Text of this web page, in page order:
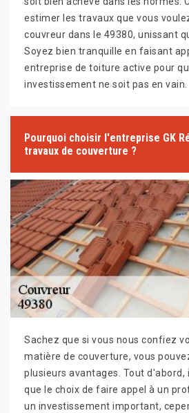
estimer les travaux que vous
couvreur dans le 49380, unissant
Soyez bien tranquille en faisant
entreprise de toiture active pour
investissement ne soit pas en vain.
Pourquoi choisir l'entreprise GK
travaux de couverture ?
Sachez que si vous nous confiez
matière de couverture, vous
plusieurs avantages. Tout
que le choix de faire appel à un
un investissement important,